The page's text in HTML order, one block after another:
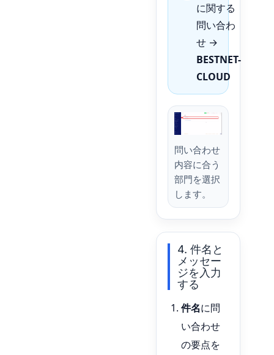
に関する
問い合わ
せ →
BESTNET-
CLOUD
問い合わせ
内容に合う
部門を選択
します。
4. 件名と
メッセー
ジを入力
する
件名に問
い合わせ
の要点を